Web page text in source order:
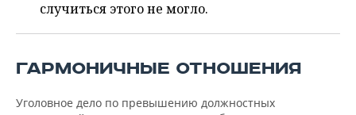
ОТКРЫТАЯ ЛЕКЦИЯ
БАСКЕТБОЛ
ИНФРАСТРУКТУРА
СПРАВОЧНИК
случиться этого не могло.
ГАРМОНИЧНЫЕ ОТНОШЕНИЯ
Уголовное дело по превышению должностных